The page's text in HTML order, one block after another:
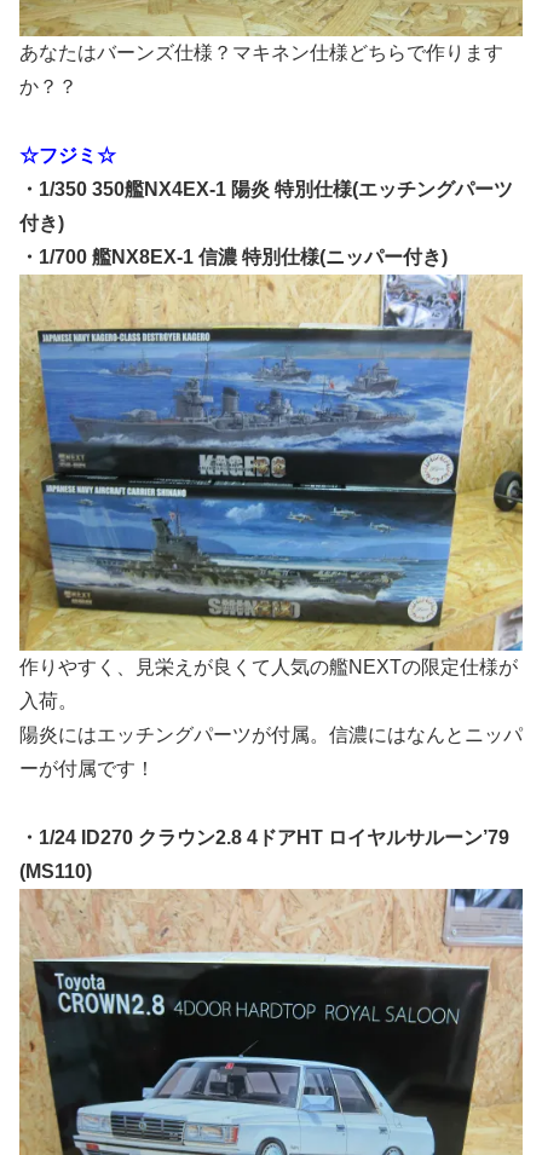
あなたはバーンズ仕様？マキネン仕様どちらで作ります
か？？
☆フジミ☆
・1/350 350艦NX4EX-1 陽炎 特別仕様(エッチングパーツ
付き)
・1/700 艦NX8EX-1 信濃 特別仕様(ニッパー付き)
作りやすく、見栄えが良くて人気の艦NEXTの限定仕様が
入荷。
陽炎にはエッチングパーツが付属。信濃にはなんとニッパ
ーが付属です！
・1/24 ID270 クラウン2.8 4ドアHT ロイヤルサルーン’79
(MS110)